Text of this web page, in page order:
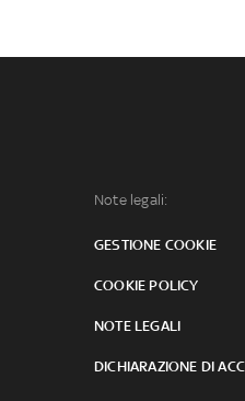
Note legali:
GESTIONE COOKIE
COOKIE POLICY
NOTE LEGALI
DICHIARAZIONE DI